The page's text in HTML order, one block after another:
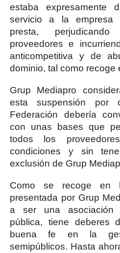
estaba expresamente
servicio a la empresa
presta,
proveedores e
anticompetitiva y de
dominio, tal como recoge
Grup Mediapro
esta suspensión por
Federación debería
con unas bases que
todos los
condiciones y sin
exclusión de Grup
Como se recoge en
presentada por Grup
a ser una asociación
pública, tiene deberes
buena fe en la
semipúblicos. Hasta